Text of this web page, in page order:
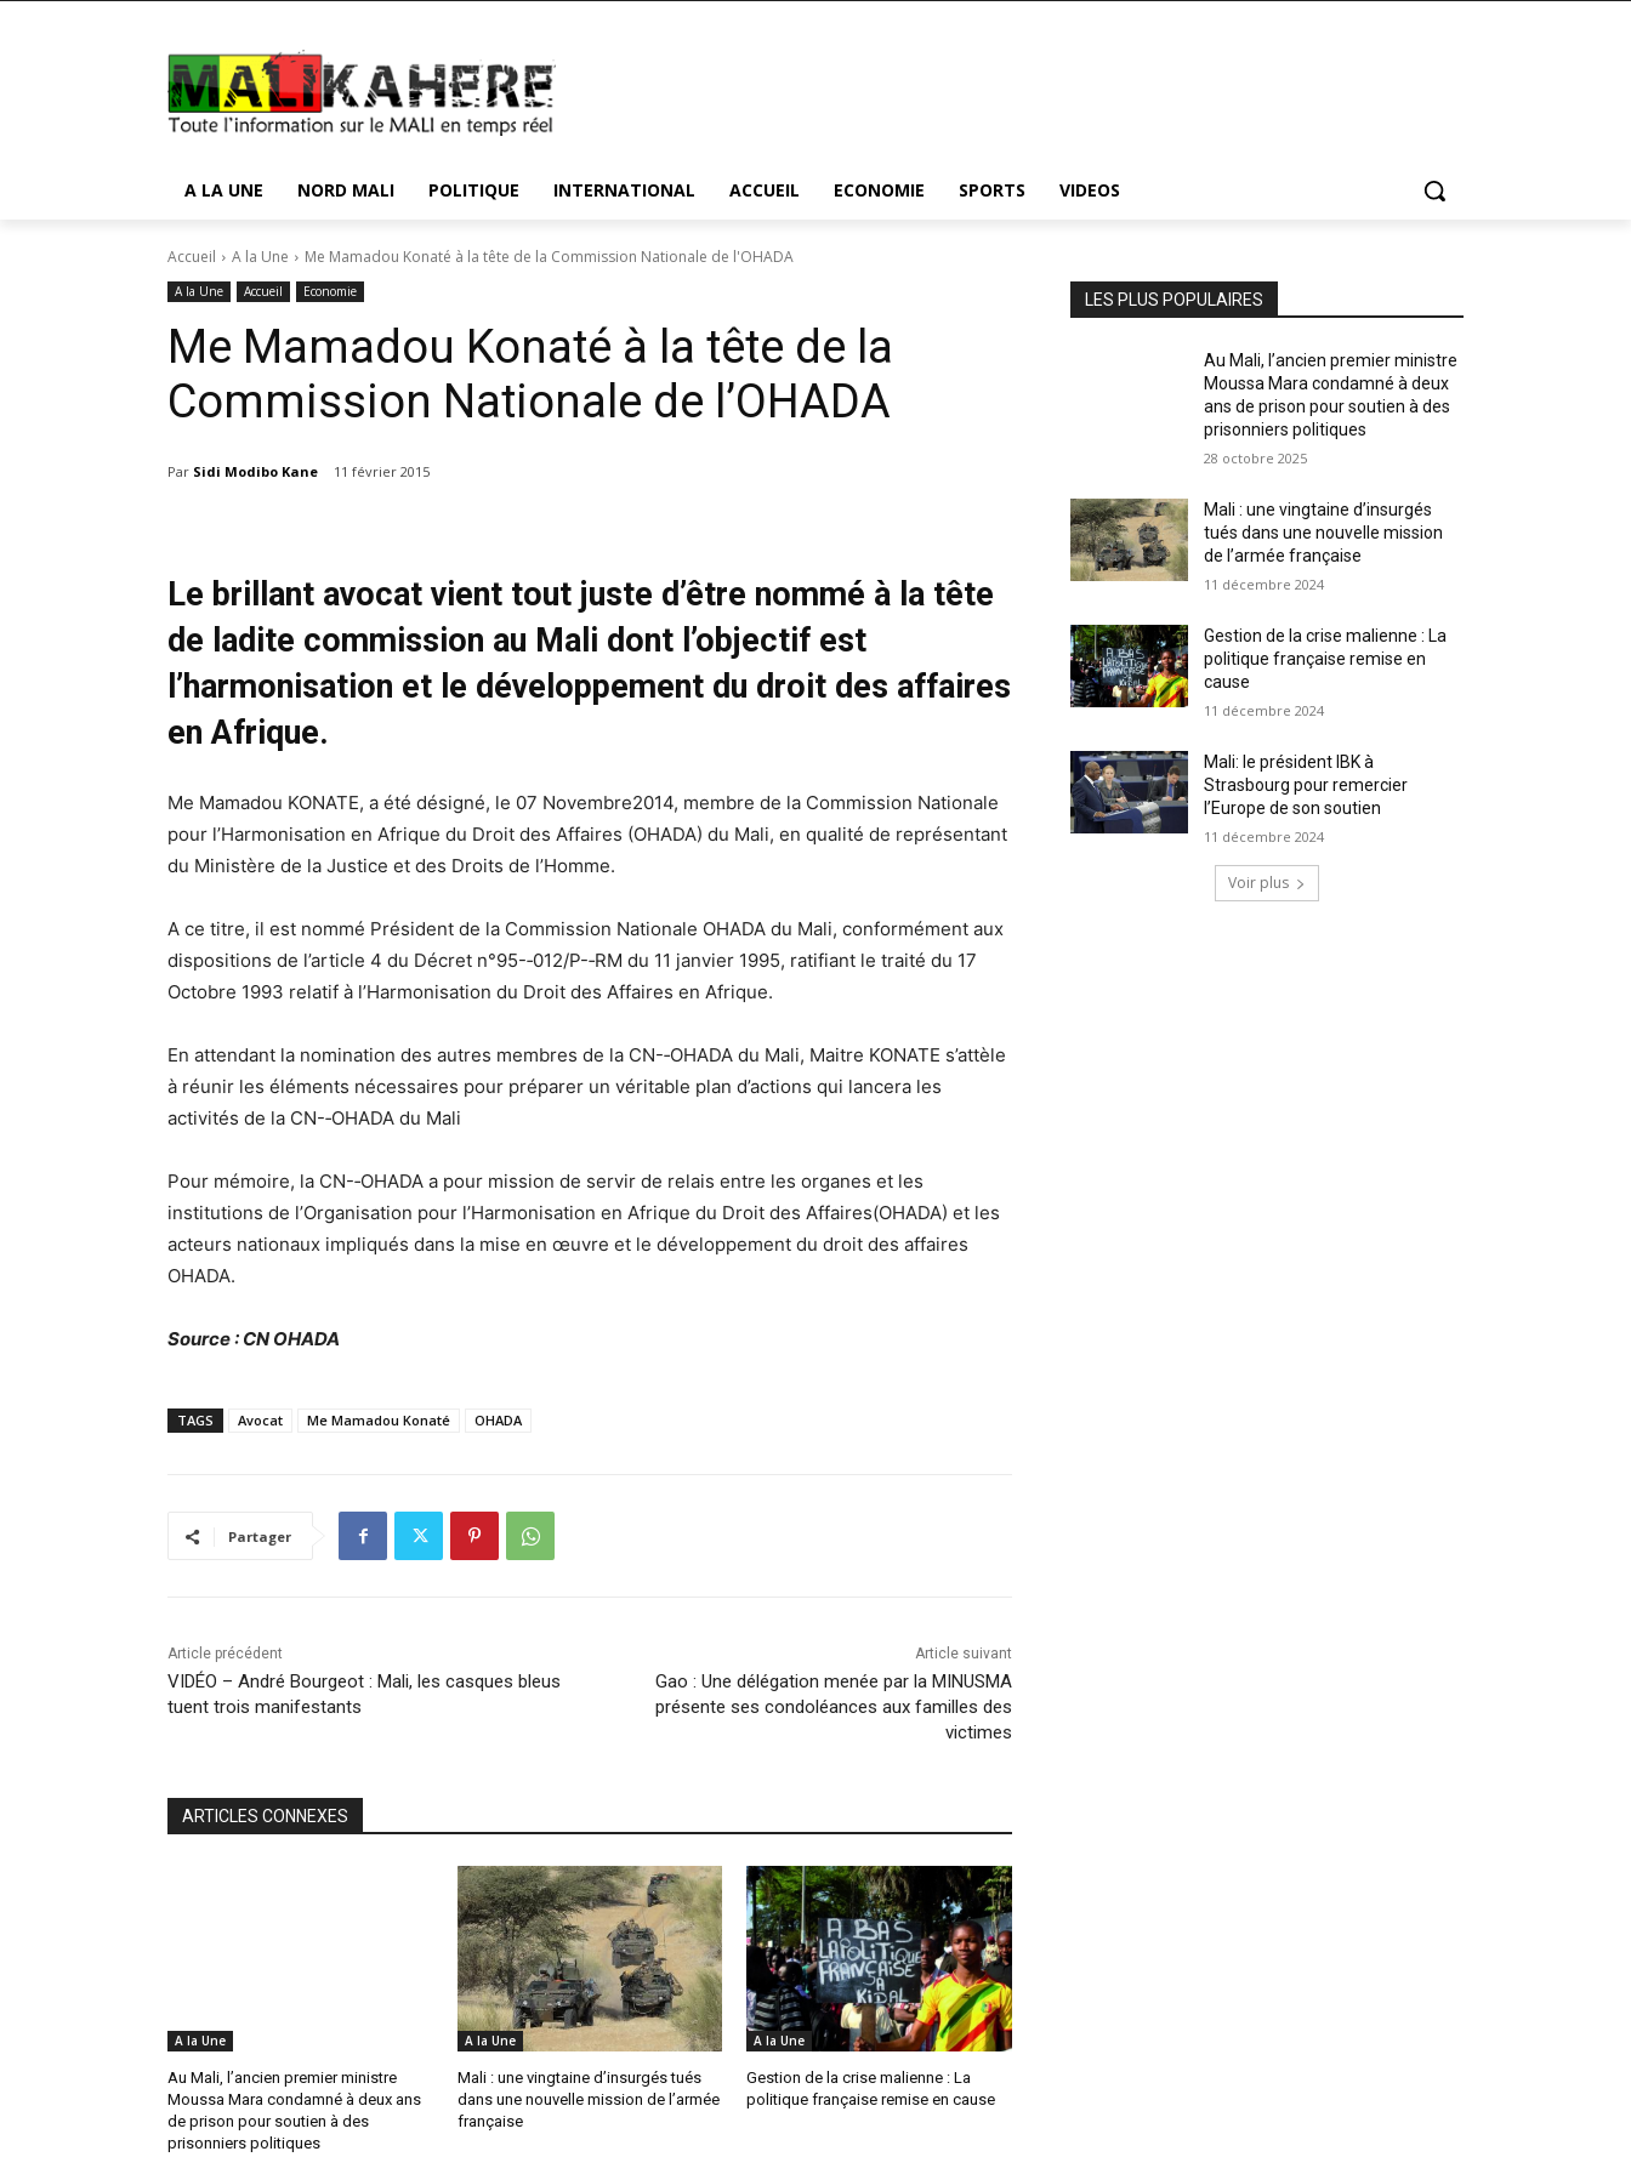
A LA UNE NORD MALI POLITIQUE INTERNATIONAL ACCUEIL ECONOMIE SPORTS VIDEOS
Accueil A la Une Me Mamadou Konaté à la tête de la Commission Nationale de l'OHADA
A la Une Accueil Economie
Me Mamadou Konaté à la tête de la
Commission Nationale de l’OHADA
Par Sidi Modibo Kane 11 février 2015
Le brillant avocat vient tout juste d’être nommé à la tête
de ladite commission au Mali dont l’objectif est
l’harmonisation et le développement du droit des affaires
en Afrique.
Me Mamadou KONATE, a été désigné, le 07 Novembre2014, membre de la Commission Nationale
pour l’Harmonisation en Afrique du Droit des Affaires (OHADA) du Mali, en qualité de représentant
du Ministère de la Justice et des Droits de l’Homme.
A ce titre, il est nommé Président de la Commission Nationale OHADA du Mali, conformément aux
dispositions de l’article 4 du Décret n°95-­‐012/P-­‐RM du 11 janvier 1995, ratifiant le traité du 17
Octobre 1993 relatif à l’Harmonisation du Droit des Affaires en Afrique.
En attendant la nomination des autres membres de la CN-­‐OHADA du Mali, Maitre KONATE s’attèle
à réunir les éléments nécessaires pour préparer un véritable plan d’actions qui lancera les
activités de la CN-­‐OHADA du Mali
Pour mémoire, la CN-­‐OHADA a pour mission de servir de relais entre les organes et les
institutions de l’Organisation pour l’Harmonisation en Afrique du Droit des Affaires(OHADA) et les
acteurs nationaux impliqués dans la mise en œuvre et le développement du droit des affaires
OHADA.
Source : CN OHADA
TAGS Avocat Me Mamadou Konaté OHADA
Partager
Article précédent
VIDÉO – André Bourgeot : Mali, les casques bleus
tuent trois manifestants
Article suivant
Gao : Une délégation menée par la MINUSMA
présente ses condoléances aux familles des
victimes
ARTICLES CONNEXES
A la Une
Au Mali, l’ancien premier ministre
Moussa Mara condamné à deux ans
de prison pour soutien à des
prisonniers politiques
A la Une
Mali : une vingtaine d’insurgés tués
dans une nouvelle mission de l’armée
française
A la Une
Gestion de la crise malienne : La
politique française remise en cause
LES PLUS POPULAIRES
Au Mali, l’ancien premier ministre
Moussa Mara condamné à deux
ans de prison pour soutien à des
prisonniers politiques
28 octobre 2025
Mali : une vingtaine d’insurgés
tués dans une nouvelle mission
de l’armée française
11 décembre 2024
Gestion de la crise malienne : La
politique française remise en
cause
11 décembre 2024
Mali: le président IBK à
Strasbourg pour remercier
l’Europe de son soutien
11 décembre 2024
Voir plus